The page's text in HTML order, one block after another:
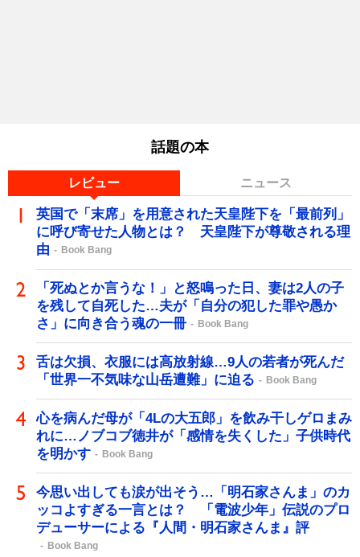
話題の本
レビュー ニュース
英国で「末席」を用意された天皇陛下を「最前列」
に呼び寄せた人物とは？ 天皇陛下が尊敬される理
由
Book Bang
「死ぬとか言うな！」と怒鳴った日、妻は2人の子
を残して自死した…夫が「自分の犯した罪や愚か
さ」に向き合う魂の一冊
Book Bang
舌は欠損、衣服には高放射線…9人の若者が死んだ
「世界一不気味な山岳遭難」に迫る
Book Bang
心を病んだ母が「4Lの大五郎」を飲み干しゲロまみ
れに…ノブコブ徳井が「感情を失くした」子供時代
を明かす
Book Bang
今思い出しても涙が出そう…「明石家さんま」のカ
ッコよすぎる一言とは？ 「電波少年」伝説のプロ
デューサーによる『人間・明石家さんま』評
Book Bang